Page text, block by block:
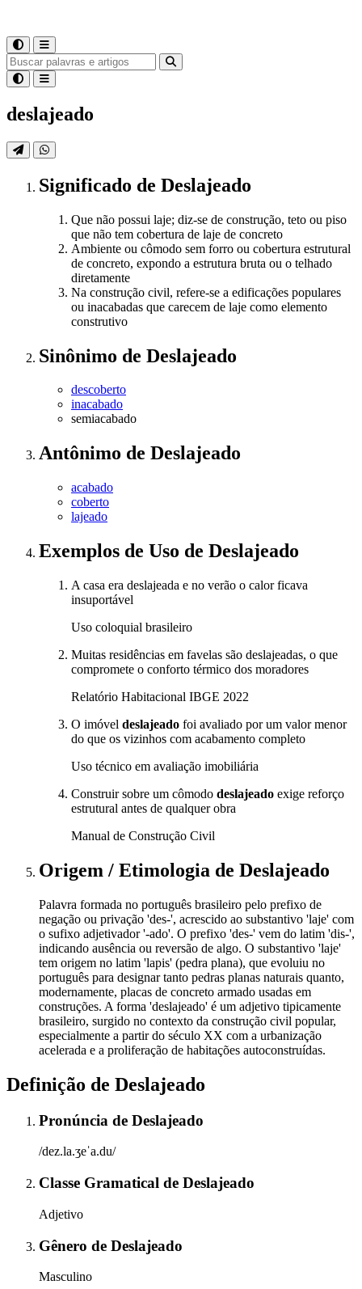
deslajeado
Significado de Deslajeado
Que não possui laje; diz-se de construção, teto ou piso
que não tem cobertura de laje de concreto
Ambiente ou cômodo sem forro ou cobertura estrutural
de concreto, expondo a estrutura bruta ou o telhado
diretamente
Na construção civil, refere-se a edificações populares
ou inacabadas que carecem de laje como elemento
construtivo
Sinônimo de Deslajeado
descoberto
inacabado
semiacabado
Antônimo de Deslajeado
acabado
coberto
lajeado
Exemplos de Uso de Deslajeado
A casa era deslajeada e no verão o calor ficava
insuportável
Uso coloquial brasileiro
Muitas residências em favelas são deslajeadas, o que
compromete o conforto térmico dos moradores
Relatório Habitacional IBGE 2022
O imóvel deslajeado foi avaliado por um valor menor
do que os vizinhos com acabamento completo
Uso técnico em avaliação imobiliária
Construir sobre um cômodo deslajeado exige reforço
estrutural antes de qualquer obra
Manual de Construção Civil
Origem / Etimologia de Deslajeado
Palavra formada no português brasileiro pelo prefixo de
negação ou privação 'des-', acrescido ao substantivo 'laje' com
o sufixo adjetivador '-ado'. O prefixo 'des-' vem do latim 'dis-',
indicando ausência ou reversão de algo. O substantivo 'laje'
tem origem no latim 'lapis' (pedra plana), que evoluiu no
português para designar tanto pedras planas naturais quanto,
modernamente, placas de concreto armado usadas em
construções. A forma 'deslajeado' é um adjetivo tipicamente
brasileiro, surgido no contexto da construção civil popular,
especialmente a partir do século XX com a urbanização
acelerada e a proliferação de habitações autoconstruídas.
Definição de Deslajeado
Pronúncia de Deslajeado
/dez.la.ʒeˈa.du/
Classe Gramatical de Deslajeado
Adjetivo
Gênero de Deslajeado
Masculino